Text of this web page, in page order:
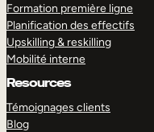
Formation première ligne
Planification des effectifs
Upskilling & reskilling
Mobilité interne
Resources
Témoignages clients
Blog